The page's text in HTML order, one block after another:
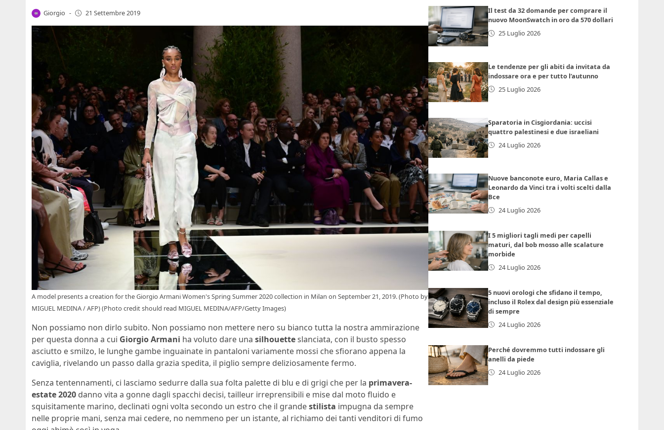
Giorgio - 21 Settembre 2019
A model presents a creation for the Giorgio Armani Women's Spring Summer 2020 collection in Milan on September 21, 2019. (Photo by
MIGUEL MEDINA / AFP) (Photo credit should read MIGUEL MEDINA/AFP/Getty Images)
Non possiamo non dirlo subito. Non possiamo non mettere nero su bianco tutta la nostra ammirazione
per questa donna a cui Giorgio Armani ha voluto dare una silhouetteslanciata, con il busto spesso
asciutto e smilzo, le lunghe gambe inguainate in pantaloni variamente mossi che sfiorano appena la
caviglia, rivelando un passo dalla grazia spedita, il piglio sempre deliziosamente fermo.
Senza tentennamenti, ci lasciamo sedurre dalla sua folta palette di blu e di grigi che per la primavera-
estate 2020 danno vita a gonne dagli spacchi decisi, tailleur irreprensibili e mise dal moto fluido e
squisitamente marino, declinati ogni volta secondo un estro che il grandestilista impugna da sempre
nelle proprie mani, senza mai cedere, no nemmeno per un istante, al richiamo dei tanti venditori di fumo
Il test da 32 domande per comprare il
nuovo MoonSwatch in oro da 570 dollari
25 Luglio 2026
Le tendenze per gli abiti da invitata da
indossare ora e per tutto l’autunno
25 Luglio 2026
Sparatoria in Cisgiordania: uccisi
quattro palestinesi e due israeliani
24 Luglio 2026
Nuove banconote euro, Maria Callas e
Leonardo da Vinci tra i volti scelti dalla
Bce
24 Luglio 2026
I 5 migliori tagli medi per capelli
maturi, dal bob mosso alle scalature
morbide
24 Luglio 2026
5 nuovi orologi che sfidano il tempo,
incluso il Rolex dal design più essenziale
di sempre
24 Luglio 2026
Perché dovremmo tutti indossare gli
anelli da piede
24 Luglio 2026